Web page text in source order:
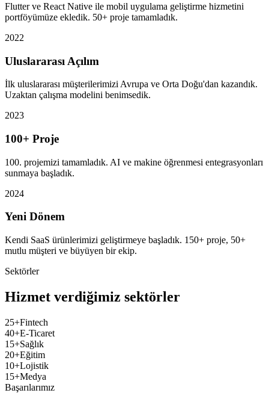
Flutter ve React Native ile mobil uygulama geliştirme hizmetini
portföyümüze ekledik. 50+ proje tamamladık.
2022
Uluslararası Açılım
İlk uluslararası müşterilerimizi Avrupa ve Orta Doğu'dan kazandık.
Uzaktan çalışma modelini benimsedik.
2023
100+ Proje
100. projemizi tamamladık. AI ve makine öğrenmesi entegrasyonları
sunmaya başladık.
2024
Yeni Dönem
Kendi SaaS ürünlerimizi geliştirmeye başladık. 150+ proje, 50+
mutlu müşteri ve büyüyen bir ekip.
Sektörler
Hizmet verdiğimiz sektörler
25+Fintech
40+E-Ticaret
15+Sağlık
20+Eğitim
10+Lojistik
15+Medya
Başarılarımız